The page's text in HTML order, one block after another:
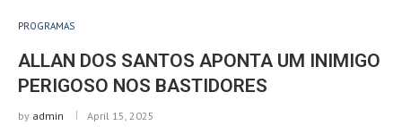
PROGRAMAS
ALLAN DOS SANTOS APONTA UM INIMIGO
PERIGOSO NOS BASTIDORES
by admin April 15, 2025